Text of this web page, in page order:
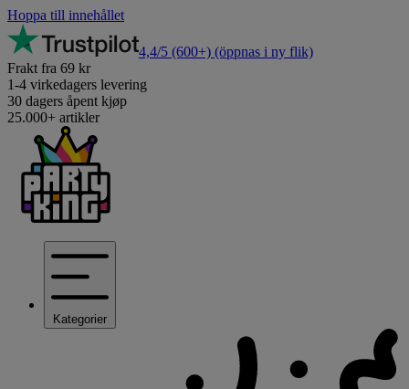
Hoppa till innehållet
4,4/5 (600+) (öppnas i ny flik)
Frakt fra 69 kr
1-4 virkedagers levering
30 dagers åpent kjøp
25.000+ artikler
Kategorier